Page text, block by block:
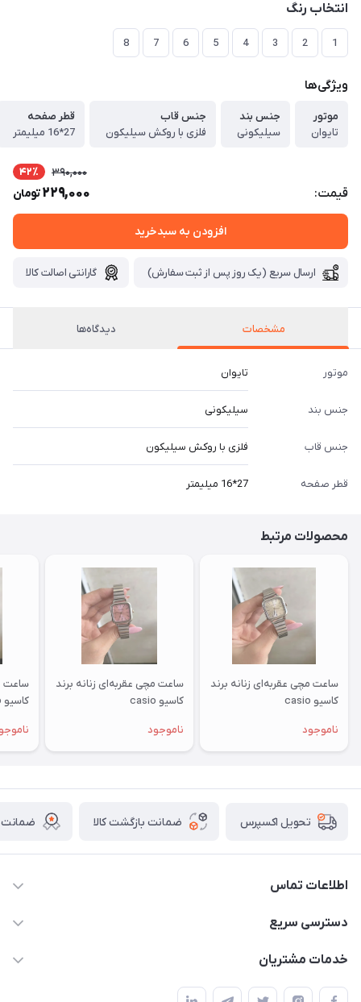
انتخاب رنگ
1
2
3
4
5
6
7
8
ویژگی‌ها
موتور
تایوان
جنس بند
سیلیکونی
جنس قاب
فلزی با روکش سیلیکون
قطر صفحه
27*16 میلیمتر
قیمت:
390,000 42٪
229,000تومان
افزودن به سبدخرید
ارسال سریع (یک روز پس از ثبت سفارش) گارانتی اصالت کالا
مشخصات دیدگاه‌ها
موتور تایوان
جنس بند سیلیکونی
جنس قاب فلزی با روکش سیلیکون
قطر صفحه 27*16 میلیمتر
محصولات مرتبط
ساعت مچی عقربه‌ای زنانه برند
کاسیو casio
ناموجود
ساعت مچی عقربه‌ای زنانه برند
کاسیو casio
ناموجود
ساعت
کاسیو casio
تحویل اکسپرس ضمانت بازگشت کالا ضمانت
اطلاعات تماس
برای دریافت کدرهگیری پیامک دهید 09364926911
دسترسی سریع
حساب کاربری
خدمات مشتریان
قوانین و مقررات